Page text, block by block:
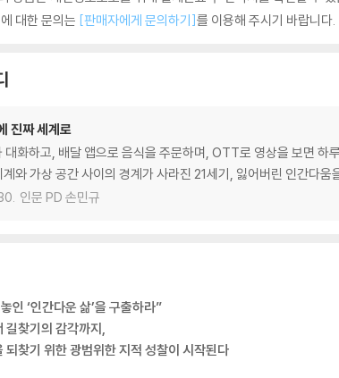
대한 문의는 [판매자에게 문의하기]를 이용해 주시기 바랍니다.
진짜 세계로
대화하고, 배달 앱으로 음식을 주문하며, OTT로 영상을 보면 하
와 가상 공간 사이의 경계가 사라진 21세기, 잃어버린 인간다움
인문 PD 손민규
인 ‘인간다운 삶’을 구출하라”
길찾기의 감각까지,
되찾기 위한 광범위한 지적 성찰이 시작된다